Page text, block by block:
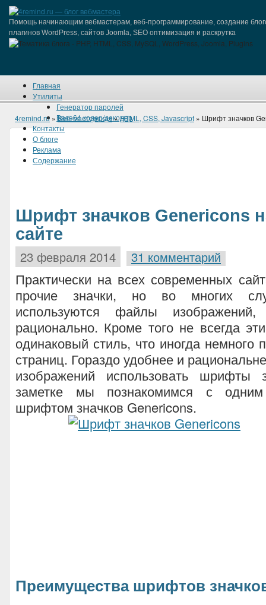
Помощь начинающим вебмастерам, веб-программирование, создание
плагинов WordPress, сайтов Joomla, SEO оптимизация и раскрутка
Главная
Утилиты
Генератор паролей
Base64 кодер/декодер
Контакты
О блоге
Реклама
Содержание
4remind.ru »Веб-мастерская»HTML, CSS, Javascript » Шрифт значков
Шрифт значков Genericons
сайте
23 февраля 2014 31 комментарий
Практически на всех современных
прочие значки, но во многих
используются файлы
рационально. Кроме того не всегда
одинаковый стиль, что иногда немного
страниц. Гораздо удобнее и
изображений использовать шрифты
заметке мы познакомимся с одним
шрифтом значков Genericons.
Преимущества шрифтов